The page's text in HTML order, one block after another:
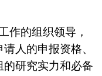
作的组织领导，
人的申报资格、
研究实力和必备